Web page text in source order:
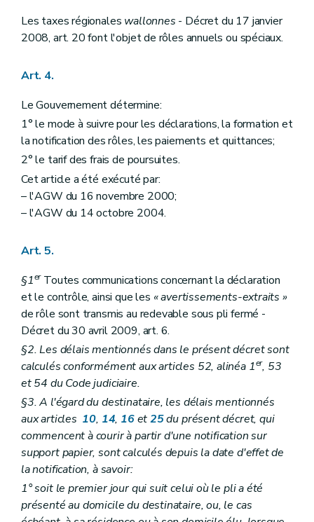
Art.35septies
Art.35 octies
Art. 36
Art. 41
Art. 42
Art. 43
Art. 44
Art. 45
Art. 46
Art. 47
Art. 48
Art. 49
Art.52ter
Section 2 Effets des recours sur le recouvrement
Art. 53
Art. 54
Art. 55
Section 3 Prescription
Art. 56
Art. 57
Section4
Dispositions relatives à l'irrécouvrabilité de certaines créances
Art.57bis
Art.57 ter
Art. 57
quater
Art.57quinquies
Art.57sexies
Chapitre VIII Droit et privilège du trésor en matière de recouvrement
Art. 58
Art. 59
Art. 60
Les taxes régionales wallonnes - Décret du 17 janvier
2008, art. 20 font l'objet de rôles annuels ou spéciaux.
Art. 4.
Le Gouvernement détermine:
1° le mode à suivre pour les déclarations, la formation et
la notification des rôles, les paiements et quittances;
2° le tarif des frais de poursuites.
Cet article a été exécuté par:
– l'AGW du 16 novembre 2000;
– l'AGW du 14 octobre 2004.
Art. 5.
§1erToutes communications concernant la déclaration
et le contrôle, ainsi que les « avertissements-extraits »
de rôle sont transmis au redevable sous pli fermé -
Décret du 30 avril 2009, art. 6.
§2. Les délais mentionnés dans le présent décret sont
calculés conformément aux articles 52, alinéa 1er, 53
et 54 du Code judiciaire.
§3. A l'égard du destinataire, les délais mentionnés
aux articles 10, 14, 16et25du présent décret, qui
commencent à courir à partir d'une notification sur
support papier, sont calculés depuis la date d'effet de
la notification, à savoir:
1° soit le premier jour qui suit celui où le pli a été
présenté au domicile du destinataire, ou, le cas